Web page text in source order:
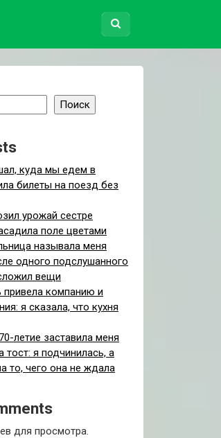
Поиск
куда мы едем в
билеты на поезд без
урожай сестре
поле цветами
называла меня
одного подслушанного
вещи
привела компанию и
я сказала, что кухня
летие заставила меня
тост: я подчинилась, а
то, чего она не ждала
для просмотра.